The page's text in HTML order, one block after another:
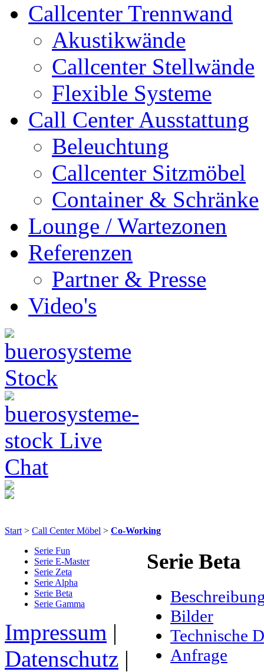
Callcenter Trennwand
Akustikwände
Callcenter Stellwände
Flexible Systeme
Call Center Ausstattung
Beleuchtung
Callcenter Sitzmöbel
Container & Schränke
Lounge / Wartezonen
Referenzen
Partner & Presse
Video's
Start > Call Center Möbel > Co-Working
Serie Fun
Serie E-Master
Serie Zeta
Serie Alpha
Serie Beta
Serie Gamma
Serie Beta
Bilder
Technische
Anfrage
Impressum |
Datenschutz |